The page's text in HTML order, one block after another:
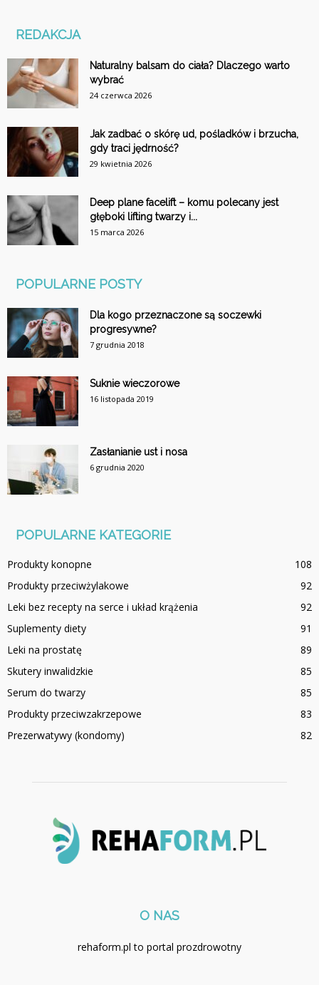
REDAKCJA
Naturalny balsam do ciała? Dlaczego warto
wybrać
24 czerwca 2026
Jak zadbać o skórę ud, pośladków i brzucha,
gdy traci jędrność?
29 kwietnia 2026
Deep plane facelift – komu polecany jest
głęboki lifting twarzy i...
15 marca 2026
POPULARNE POSTY
Dla kogo przeznaczone są soczewki
progresywne?
7 grudnia 2018
Suknie wieczorowe
16 listopada 2019
Zasłanianie ust i nosa
6 grudnia 2020
POPULARNE KATEGORIE
Produkty konopne
108
Produkty przeciwżylakowe
92
Leki bez recepty na serce i układ krążenia
92
Suplementy diety
91
Leki na prostatę
89
Skutery inwalidzkie
85
Serum do twarzy
85
Produkty przeciwzakrzepowe
83
Prezerwatywy (kondomy)
82
O NAS
rehaform.pl to portal prozdrowotny